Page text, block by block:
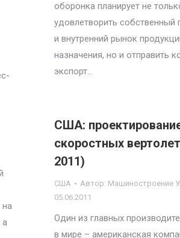
оборонка планирует не
удовлетворить собственный
и внутренний рынок
назначения, но и отправить
экспорт…
на
а
США:
скоростных
2011)
США Автор: Машиностроение
05.06.2011
Один из главных
в мире – американская